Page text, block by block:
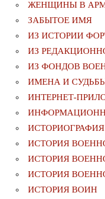
ЖЕНЩИНЫ В
ЗАБЫТОЕ ИМЯ
ИЗ ИСТОРИИ
ИЗ
ИЗ ФОНДОВ
ИМЕНА И
ИНТЕРНЕТ-
ИСТОРИОГРАФИЯ
ИСТОРИЯ
ИСТОРИЯ
ИСТОРИЯ
ИСТОРИЯ ВОИН